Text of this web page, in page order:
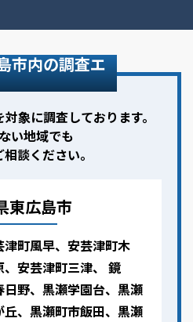
市内の調査エ
象に調査しております。
い地域でも
談ください。
東広島市
町風早、安芸津町木
安芸津町三津、 鏡
野、黒瀬学園台、黒瀬
、黒瀬町市飯田、黒瀬